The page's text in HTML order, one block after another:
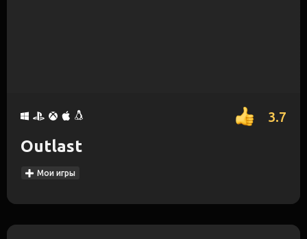
3.7
Outlast
Мои игры